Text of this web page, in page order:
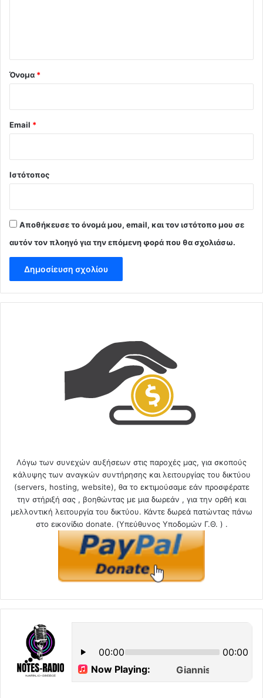
Όνομα *
Email *
Ιστότοπος
Αποθήκευσε το όνομά μου, email, και τον ιστότοπο μου σε
αυτόν τον πλοηγό για την επόμενη φορά που θα σχολιάσω.
Λόγω των συνεχών αυξήσεων στις παροχές μας, για σκοπούς
κάλυψης των αναγκών συντήρησης και λειτουργίας του δικτύου
(servers, hosting, website), θα το εκτιμούσαμε εάν προσφέρατε
την στήριξή σας , βοηθώντας με μια δωρεάν , για την ορθή και
μελλοντική λειτουργία του δικτύου. Κάντε δωρεά πατώντας πάνω
στο εικονίδιο donate. (Υπεύθυνος Υποδομών Γ.Θ. ) .